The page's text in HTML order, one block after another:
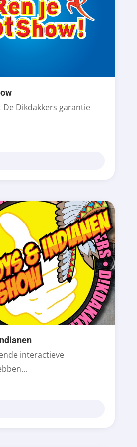
De Dikdakkers garantie
interactieve